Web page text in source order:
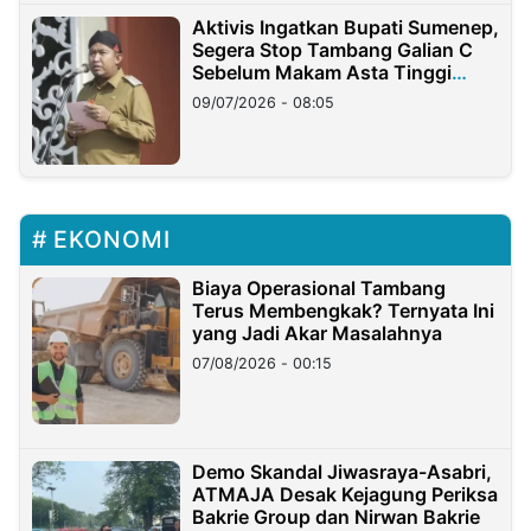
Aktivis Ingatkan Bupati Sumenep,
Segera Stop Tambang Galian C
Sebelum Makam Asta Tinggi
Longsor
09/07/2026 - 08:05
EKONOMI
Biaya Operasional Tambang
Terus Membengkak? Ternyata Ini
yang Jadi Akar Masalahnya
07/08/2026 - 00:15
Demo Skandal Jiwasraya-Asabri,
ATMAJA Desak Kejagung Periksa
Bakrie Group dan Nirwan Bakrie